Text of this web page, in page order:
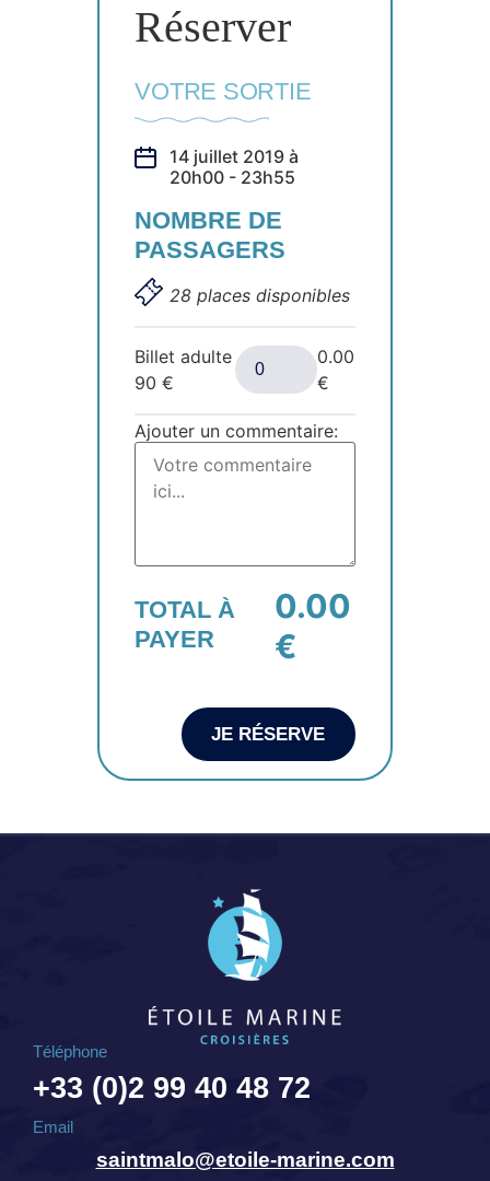
Réserver
VOTRE SORTIE
14 juillet 2019 à
20h00 - 23h55
NOMBRE DE
PASSAGERS
28 places disponibles
Billet adulte
90€
0.00
€
Ajouter un commentaire:
TOTAL À
PAYER
0.00
€
JE RÉSERVE
Téléphone
+33 (0)2 99 40 48 72
Email
saintmalo@etoile-marine.com